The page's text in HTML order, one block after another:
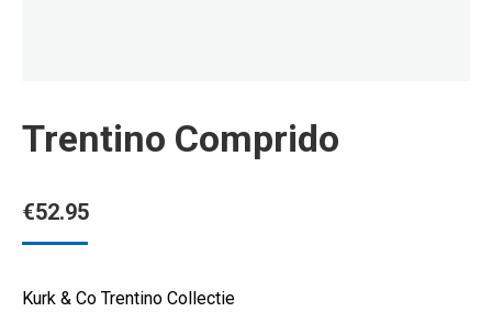
Trentino Comprido
€52.95
Kurk & Co Trentino Collectie